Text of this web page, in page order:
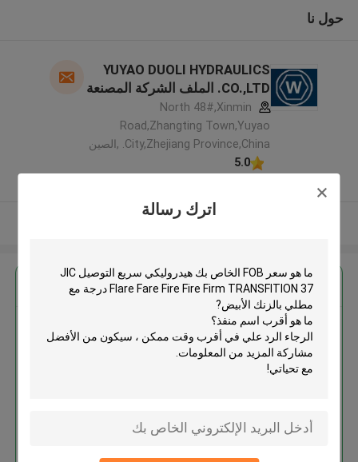
اترك رسالة
حول نا
YUYAO DUOLI HYDRAULICS
CO.,LTD. الملف الشركة المصنعة
North 48#,Xinmin
Road,Zhangting Town,Yuyao
City,Zhejiang Province,China. ,الصين
5.0
عرض المزيد
احصل على افضل سعر ل
هيدروليكي سريع التوصيل JIC Flare
Fare Fire Fire Firm